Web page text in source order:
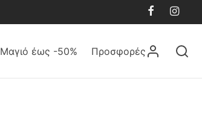
Μαγιό έως -50% Προσφορές